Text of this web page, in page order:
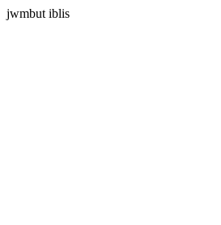
jwmbut iblis